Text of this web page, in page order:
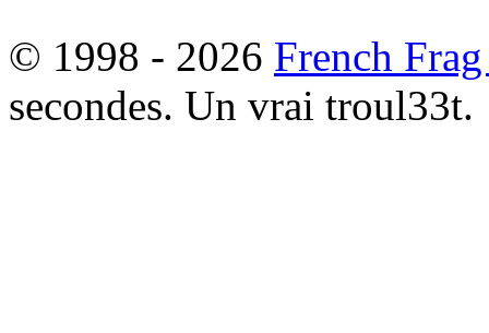
© 1998 - 2026 French
secondes. Un vrai troul33t.